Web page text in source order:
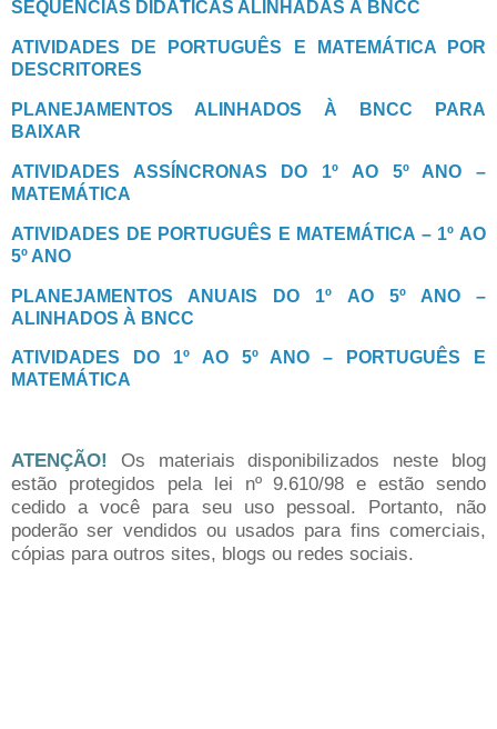
SEQUÊNCIAS DIDÁTICAS ALINHADAS À BNCC
ATIVIDADES DE PORTUGUÊS E MATEMÁTICA POR
DESCRITORES
PLANEJAMENTOS ALINHADOS À BNCC PARA
BAIXAR
ATIVIDADES ASSÍNCRONAS DO 1º AO 5º ANO –
MATEMÁTICA
ATIVIDADES DE PORTUGUÊS E MATEMÁTICA – 1º AO
5º ANO
PLANEJAMENTOS ANUAIS DO 1º AO 5º ANO –
ALINHADOS À BNCC
ATIVIDADES DO 1º AO 5º ANO – PORTUGUÊS E
MATEMÁTICA
ATENÇÃO! Os materiais disponibilizados neste blog
estão protegidos pela lei nº 9.610/98 e estão sendo
cedido a você para seu uso pessoal. Portanto, não
poderão ser vendidos ou usados para fins comerciais,
cópias para outros sites, blogs ou redes sociais.